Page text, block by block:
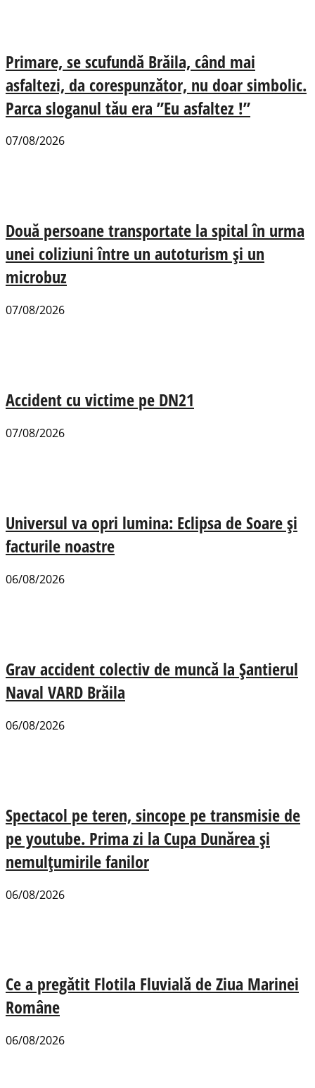
Primare, se scufundă Brăila, când mai
asfaltezi, da corespunzător, nu doar simbolic.
Parca sloganul tău era ”Eu asfaltez !”
07/08/2026
Două persoane transportate la spital în urma
unei coliziuni între un autoturism și un
microbuz
07/08/2026
Accident cu victime pe DN21
07/08/2026
Universul va opri lumina: Eclipsa de Soare și
facturile noastre
06/08/2026
Grav accident colectiv de muncă la Șantierul
Naval VARD Brăila
06/08/2026
Spectacol pe teren, sincope pe transmisie de
pe youtube. Prima zi la Cupa Dunărea și
nemulțumirile fanilor
06/08/2026
Ce a pregătit Flotila Fluvială de Ziua Marinei
Române
06/08/2026